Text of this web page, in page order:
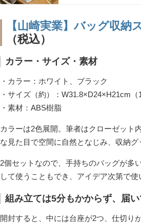
【山崎実業】バッグ収納
（税込）
カラー・サイズ・素材
・カラー：ホワイト、ブラック
・サイズ（約）：W31.8×D24×H21cm
・素材：ABS樹脂
カラーは2色展開。筆者はクローゼット
な見た目で空間に自然となじみ、収納
2個セットなので、手持ちのバッグが多
して使うこともでき、アイデア次第で使
組み立ては5分もかからず、届
開封すると、中には台座が2つ、仕切り